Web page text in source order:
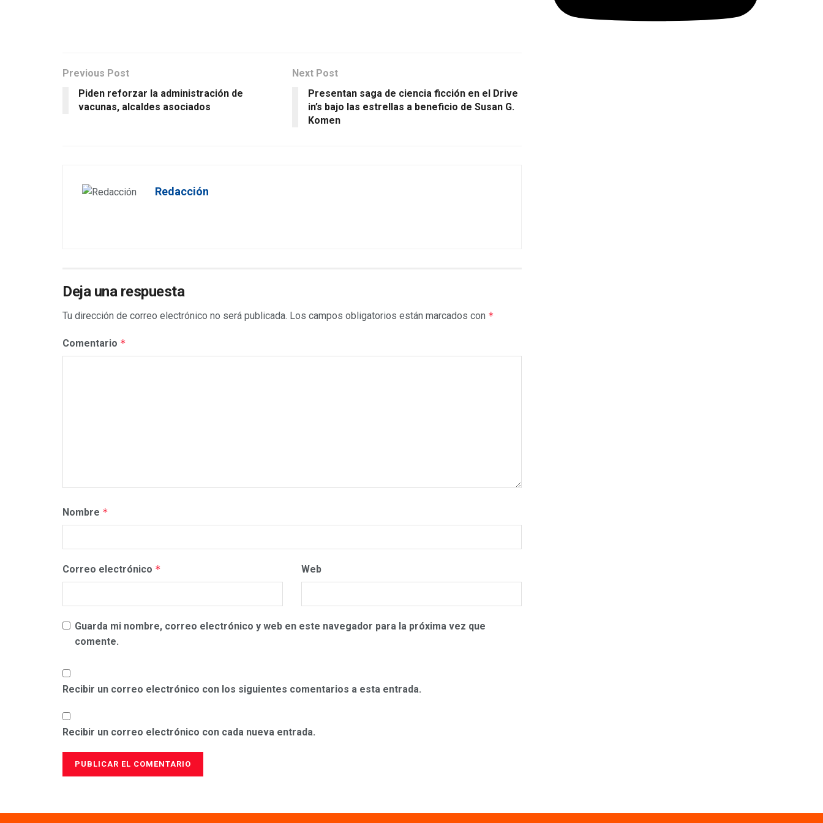
Previous Post
Piden reforzar la administración de
vacunas, alcaldes asociados
Next Post
Presentan saga de ciencia ficción en el Drive
in’s bajo las estrellas a beneficio de Susan G.
Komen
Redacción
Deja una respuesta
Tu dirección de correo electrónico no será publicada. Los campos obligatorios están marcados con *
Comentario *
Nombre *
Correo electrónico * Web
Guarda mi nombre, correo electrónico y web en este navegador para la próxima vez que
comente.
Recibir un correo electrónico con los siguientes comentarios a esta entrada.
Recibir un correo electrónico con cada nueva entrada.